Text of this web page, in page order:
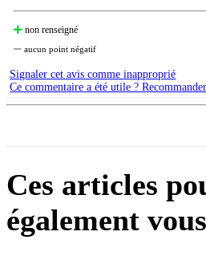
non renseigné
aucun point négatif
Signaler cet avis comme inapproprié
Ce commentaire a été utile ?
Ces articles
également